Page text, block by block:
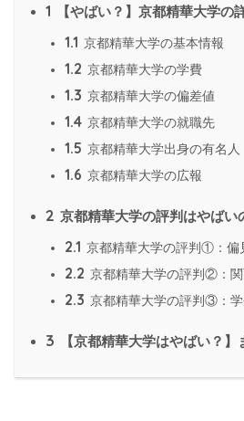
1 【やばい？】京都精華大学の
1.1 京都精華大学の基本情報
1.2 京都精華大学の学費
1.3 京都精華大学の偏差値
1.4 京都精華大学の就職先
1.5 京都精華大学出身の有名人
1.6 京都精華大学の広報
2 京都精華大学の評判はやばい
2.1 京都精華大学の評判①：偏
2.2 京都精華大学の評判②：
2.3 京都精華大学の評判③：
3 【京都精華大学はやばい？】